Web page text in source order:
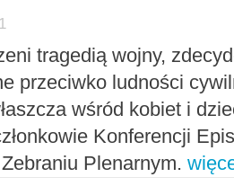
tragedią wojny,
przeciwko ludności
wśród kobiet i
Konferencji
Plenarnym.